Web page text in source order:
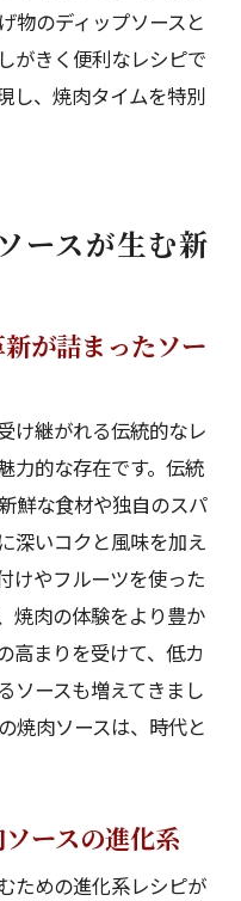
物のディップソースと
がきく便利なレシピで
し、焼肉タイムを特別
ースが生む新
が詰まったソー
け継がれる伝統的なレ
力的な存在です。伝統
鮮な食材や独自のスパ
深いコクと風味を加え
けやフルーツを使った
焼肉の体験をより豊か
高まりを受けて、低カ
ソースも増えてきまし
焼肉ソースは、時代と
ースの進化系
ための進化系レシピが